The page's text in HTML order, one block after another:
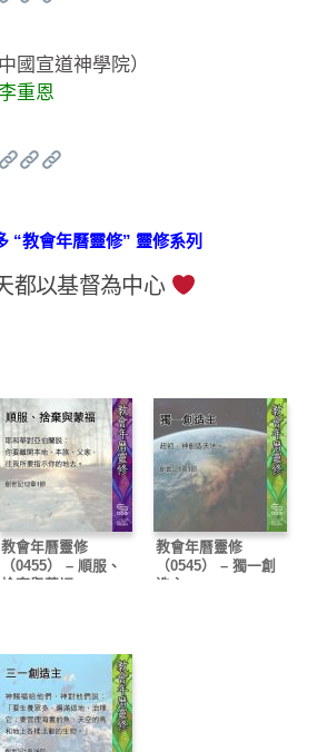
宣道神學院）
重恩
“教會年曆靈修” 靈修系列
都以基督為中心
教會年曆靈修
（0455） – 順服、
捨棄與蒙福
教會年曆靈修
（0545） – 獨一創
造主